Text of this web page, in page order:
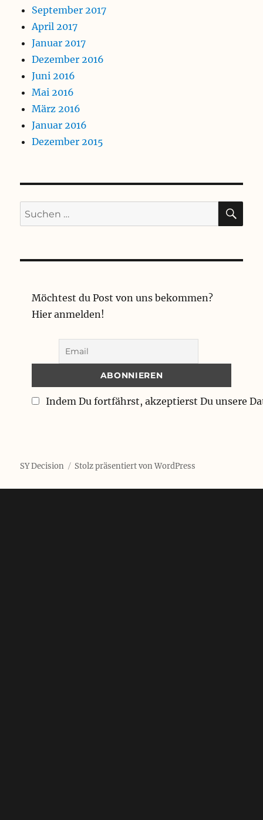
September 2017
April 2017
Januar 2017
Dezember 2016
Juni 2016
Mai 2016
März 2016
Januar 2016
Dezember 2015
Suchen
nach:
Möchtest du Post von uns bekommen?
Hier anmelden!
Indem Du fortfährst, akzeptierst Du unsere
SY Decision Stolz präsentiert von WordPress